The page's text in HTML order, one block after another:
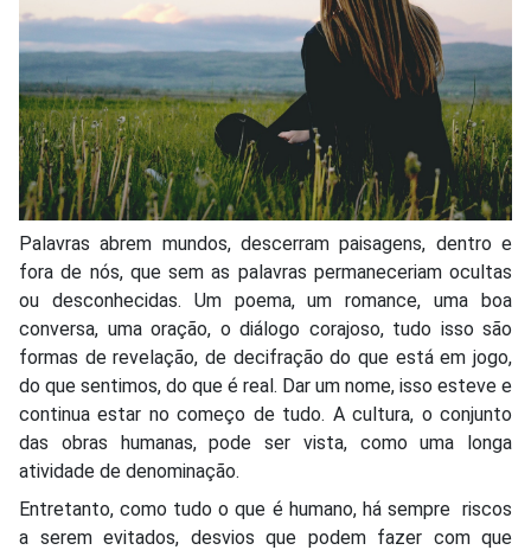
Palavras abrem mundos, descerram paisagens, dentro e
fora de nós, que sem as palavras permaneceriam ocultas
ou desconhecidas. Um poema, um romance, uma boa
conversa, uma oração, o diálogo corajoso, tudo isso são
formas de revelação, de decifração do que está em jogo,
do que sentimos, do que é real. Dar um nome, isso esteve e
continua estar no começo de tudo. A cultura, o conjunto
das obras humanas, pode ser vista, como uma longa
atividade de denominação.
Entretanto, como tudo o que é humano, há sempre riscos
a serem evitados, desvios que podem fazer com que